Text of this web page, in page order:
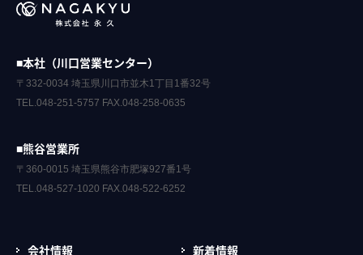
■本社（川口営業センター）
〒332-0034 埼玉県川口市並木1丁目1番32号
TEL.048-251-5757 FAX.048-258-0635
■熊谷営業所
〒360-0015 埼玉県熊谷市肥塚927番1号
TEL.048-527-1020 FAX.048-522-6252
会社情報 新着情報